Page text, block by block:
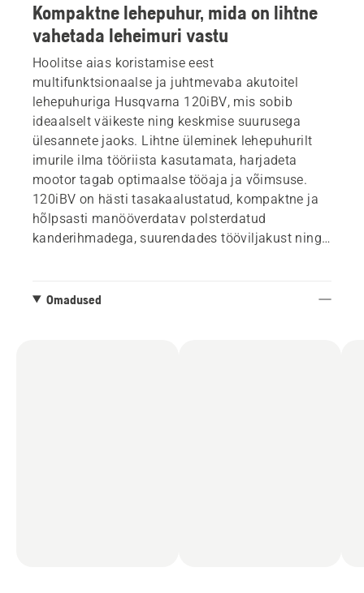
Kompaktne lehepuhur, mida on lihtne
vahetada leheimuri vastu
Hoolitse aias koristamise eest
multifunktsionaalse ja juhtmevaba akutoitel
lehepuhuriga Husqvarna 120iBV, mis sobib
ideaalselt väikeste ning keskmise suurusega
ülesannete jaoks. Lihtne üleminek lehepuhurilt
imurile ilma tööriista kasutamata, harjadeta
mootor tagab optimaalse tööaja ja võimsuse.
120iBV on hästi tasakaalustatud, kompaktne ja
hõlpsasti manööverdatav polsterdatud
kanderihmadega, suurendades tööviljakust ning
ning digitaalse liidesega. See lehepuhur on osa
Omadused